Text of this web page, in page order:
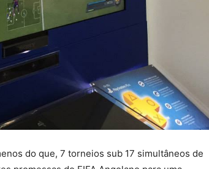
do que, 7 torneios sub 17 simultâneos de